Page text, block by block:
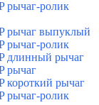
рычаг-ролик
рычаг выпуклый
рычаг-ролик
длинный рычаг
рычаг
короткий рычаг
рычаг-ролик